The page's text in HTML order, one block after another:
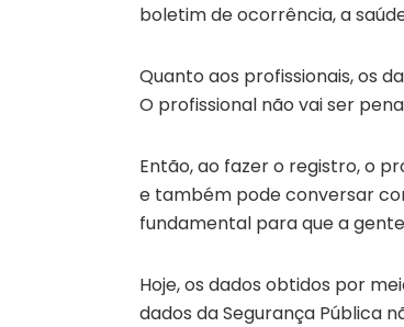
boletim de ocorrência, a
Quanto aos profissionais, os
O profissional não vai ser
Então, ao fazer o registro, o
e também pode conversar
fundamental para que a
Hoje, os dados obtidos por
dados da Segurança Pública